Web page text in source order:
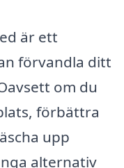
är ett
förvandla ditt
om du
förbättra
upp
alternativ